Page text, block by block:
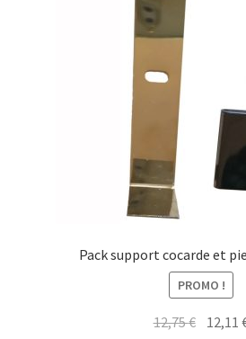
Pack support cocarde et
PROMO !
12,75€ Le12,11